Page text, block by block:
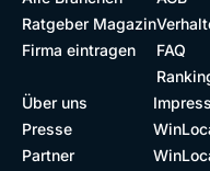
Ratgeber Magazin
Firma eintragen
FAQ
Über uns
Presse
Partner